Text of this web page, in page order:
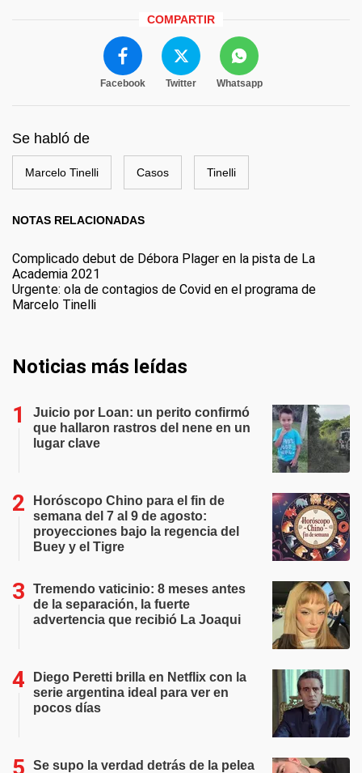
COMPARTIR
Facebook Twitter Whatsapp
Se habló de
Marcelo Tinelli Casos Tinelli
NOTAS RELACIONADAS
Complicado debut de Débora Plager en la pista de La
Academia 2021
Urgente: ola de contagios de Covid en el programa de
Marcelo Tinelli
Noticias más leídas
Juicio por Loan: un perito confirmó
que hallaron rastros del nene en un
lugar clave
Horóscopo Chino para el fin de
semana del 7 al 9 de agosto:
proyecciones bajo la regencia del
Buey y el Tigre
Tremendo vaticinio: 8 meses antes
de la separación, la fuerte
advertencia que recibió La Joaqui
Diego Peretti brilla en Netflix con la
serie argentina ideal para ver en
pocos días
Se supo la verdad detrás de la pelea